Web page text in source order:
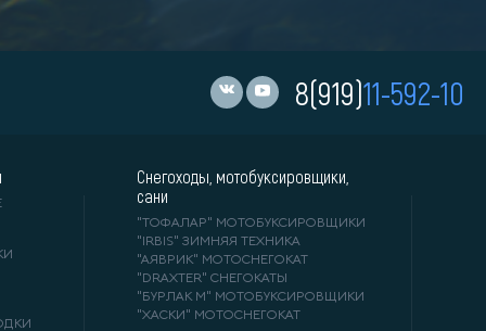
8(919)11-592-10
Снегоходы, мотобуксировщики,
сани
"ТОФАЛАР" МОТОБУКСИРОВЩИКИ
"IRBIS" ЗИМНЯЯ ТЕХНИКА
"АЯВРИК" МОТОСНЕГОКАТ
"DRAXTER" СНЕГОКАТЫ
"БУРЛАК М" МОТОБУКСИРОВЩИКИ
"ХАСКИ" МОТОСНЕГОКАТ